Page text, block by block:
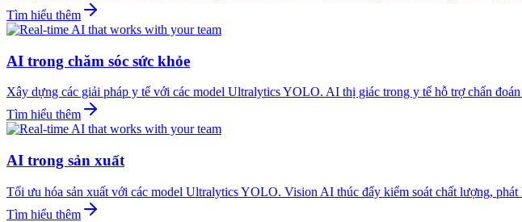
Tìm hiểu thêm
AI trong chăm sóc sức khỏe
Xây dựng các giải pháp y tế với các model Ultralytics YOLO. AI thị giác trong y tế hỗ trợ chẩn
Tìm hiểu thêm
AI trong sản xuất
Tối ưu hóa sản xuất với các model Ultralytics YOLO. Vision AI thúc đẩy kiểm soát chất lượng,
Tìm hiểu thêm